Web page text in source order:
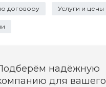
договору Услуги и цены
надёжную
для вашего